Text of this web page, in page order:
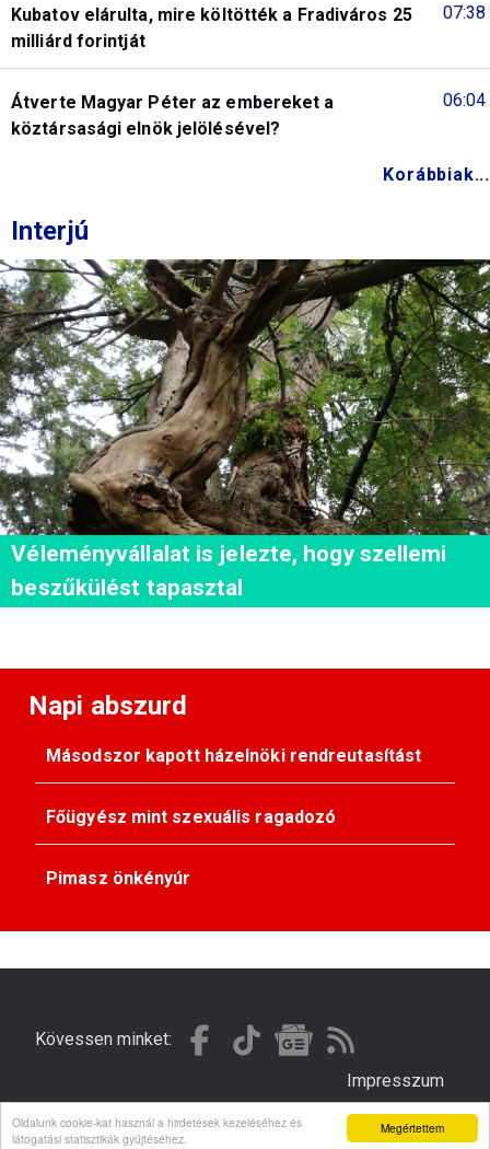
Megértettem
Oldalunk cookie-kat használ a hirdetések kezeléséhez és
látogatási statisztikák gyűjtéséhez.
07:38
Kubatov elárulta, mire költötték a Fradiváros 25
milliárd forintját
06:04
Átverte Magyar Péter az embereket a
köztársasági elnök jelölésével?
Korábbiak...
Interjú
Véleményvállalat is jelezte, hogy szellemi
beszűkülést tapasztal
Napi abszurd
Másodszor kapott házelnöki rendreutasítást
Főügyész mint szexuális ragadozó
Pimasz önkényúr
Kövessen minket:
Impresszum
© Gondola 2026 - Minden jog fenntartva